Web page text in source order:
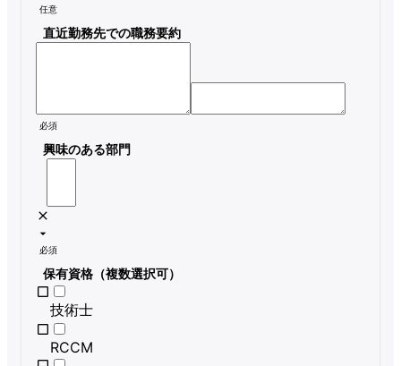
任意
直近勤務先での職務要約
必須
興味のある部門
必須
保有資格（複数選択可）
技術士
RCCM